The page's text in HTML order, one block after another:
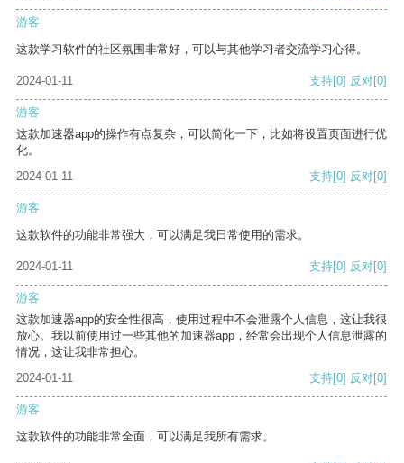
游客
这款学习软件的社区氛围非常好，可以与其他学习者交流学习心得。
2024-01-11 支持[0] 反对[0]
游客
这款加速器app的操作有点复杂，可以简化一下，比如将设置页面进行优
化。
2024-01-11
支持[0] 反对[0]
游客
这款软件的功能非常强大，可以满足我日常使用的需求。
2024-01-11 支持[0] 反对[0]
游客
这款加速器app的安全性很高，使用过程中不会泄露个人信息，这让我很
放心。我以前使用过一些其他的加速器app，经常会出现个人信息泄露的
情况，这让我非常担心。
2024-01-11
支持[0] 反对[0]
游客
这款软件的功能非常全面，可以满足我所有需求。